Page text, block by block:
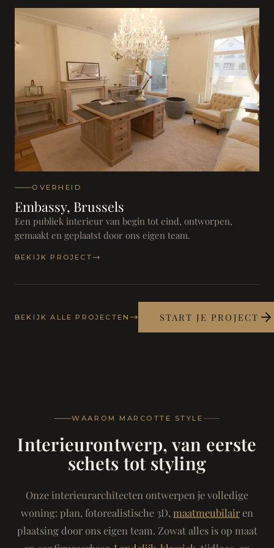
OVERHEID
Embassy, Brussels
Een publiek interieur van begin tot eind, ontworpen,
gemaakt en geplaatst door ons eigen team.
BEKIJK PROJECT
BEKIJK ALLE PROJECTEN START JE PROJECT
WAAROM MARCOTTE STYLE
Interieurontwerp, van eerste
schets tot styling
Onze interieurarchitecten ontwerpen je volledige
woning: plan, fotorealistische 3D, maatmeubilairen
plaatsing door ons eigen team. Zowat alles is op maat